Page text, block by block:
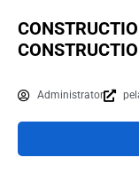
Administrator